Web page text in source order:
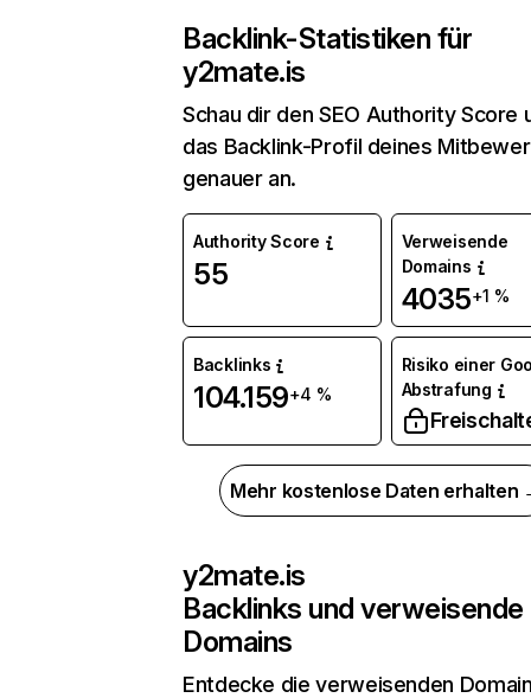
Backlink-Statistiken für
y2mate.is
Schau dir den SEO Authority Score
das Backlink-Profil deines
genauer an.
Authority Score
55
Verweisende
Domains
4035+1 %
Backlinks
104.159+4 %
Risiko einer
Abstrafung
Mehr kostenlose Daten erhalten
y2mate.is
Backlinks und verweisende
Domains
Entdecke die verweisenden